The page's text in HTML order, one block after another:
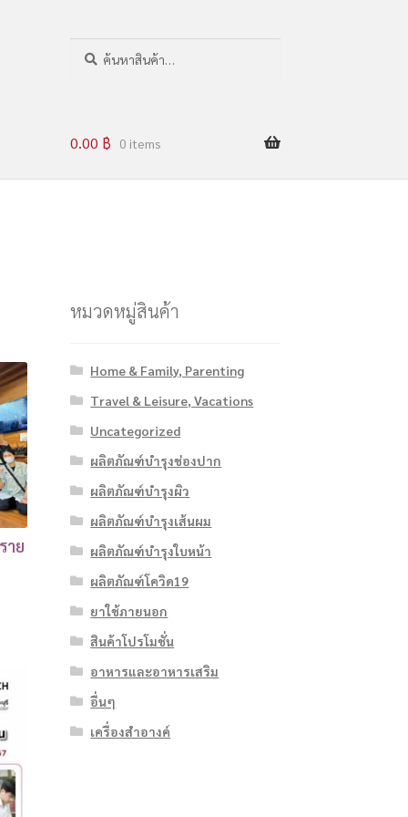
0.00 ฿ 0 items
าย
หมวดหมู่สินค้า
Home & Family, Parenting
Travel & Leisure, Vacations
Uncategorized
ผลิตภัณฑ์บำรุงช่องปาก
ผลิตภัณฑ์บำรุงผิว
ผลิตภัณฑ์บำรุงเส้นผม
ผลิตภัณฑ์บำรุงใบหน้า
ผลิตภัณฑ์โควิด19
ยาใช้ภายนอก
สินค้าโปรโมชั่น
อาหารและอาหารเสริม
อื่นๆ
เครื่องสำอางค์